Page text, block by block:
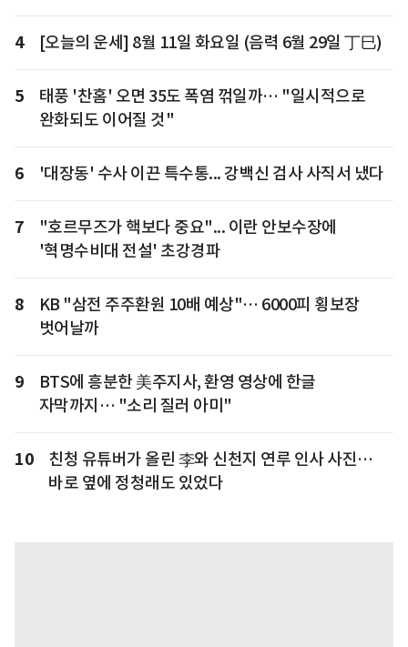
4 [오늘의 운세] 8월 11일 화요일 (음력 6월 29일 丁巳)
5
태풍 '찬홈' 오면 35도 폭염 꺾일까… "일시적으로
완화되도 이어질 것"
6 '대장동' 수사 이끈 특수통... 강백신 검사 사직서 냈다
7
"호르무즈가 핵보다 중요"... 이란 안보수장에
'혁명수비대 전설' 초강경파
8
KB "삼전 주주환원 10배 예상"… 6000피 횡보장
벗어날까
9
BTS에 흥분한 美주지사, 환영 영상에 한글
자막까지… "소리 질러 아미"
10
친청 유튜버가 올린 李와 신천지 연루 인사 사진…
바로 옆에 정청래도 있었다